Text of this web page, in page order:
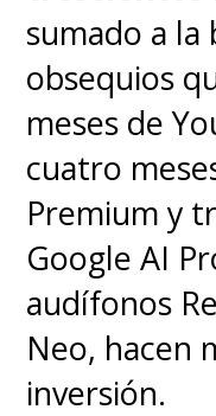
sumado a la
obsequios
meses de
cuatro
Premium y
Google AI
audífonos
Neo, hacen
inversión.